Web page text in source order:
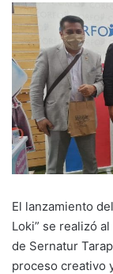
El lanzamiento
Loki” se realizó
de Sernatur
proceso creativo